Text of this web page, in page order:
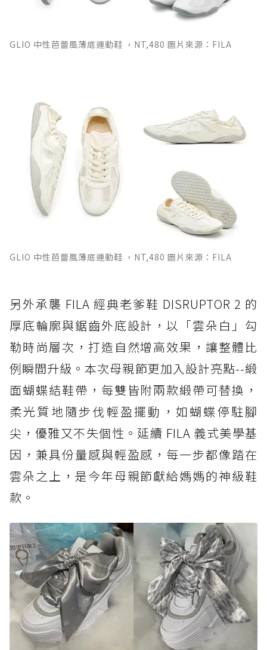
GLIO 中性芭蕾風薄底運動鞋 ，NT,480 圖片來源：FILA
GLIO 中性芭蕾風薄底運動鞋 ，NT,480 圖片來源：FILA
另外承襲 FILA 經典老爹鞋 DISRUPTOR 2 的
厚底輪廓與鋸齒外底設計，以「雲朵白」勾
勒時尚層次，打造自然增高效果，讓整體比
例瞬間升級。本次母親節更加入設計亮點--緞
面蝴蝶結鞋帶，每雙皆附兩款緞帶可替換，
柔光質地隨步伐輕盈擺動，如蝴蝶停駐腳
尖，優雅又不失個性。延續 FILA 義式美學基
因，兼具份量感與輕盈感，每一步都像踏在
雲朵之上，是今年母親節獻給媽媽的神級鞋
款。